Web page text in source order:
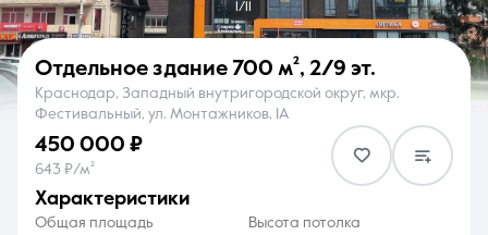
О компании Контакты
1/11
Отдельное здание 700 м², 2/9 эт.
Краснодар, Западный внутригородской округ, мкр.
Фестивальный, ул. Монтажников, 1А
450 000 ₽
643 ₽/м²
характеристики
Общая площадь
Высота потолка